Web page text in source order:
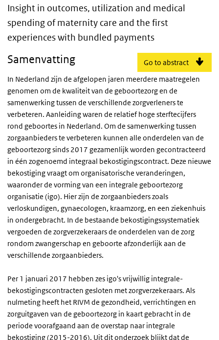
Insight in outcomes, utilization and
Insight in outcomes, utilization and medical
spending of maternity care and the first
experiences with bundled payments
Go to abstract
Samenvatting
In Nederland zijn de afgelopen jaren meerdere maatregelen
genomen om de kwaliteit van de geboortezorg en de
samenwerking tussen de verschillende zorgverleners te
verbeteren. Aanleiding waren de relatief hoge sterftecijfers
rond geboortes in Nederland. Om de samenwerking tussen
zorgaanbieders te verbeteren kunnen alle onderdelen van de
geboortezorg sinds 2017 gezamenlijk worden gecontracteerd
in één zogenoemd integraal bekostigingscontract. Deze nieuwe
bekostiging vraagt om organisatorische veranderingen,
waaronder de vorming van een integrale geboortezorg
organisatie (igo). Hier zijn de zorgaanbieders zoals
verloskundigen, gynaecologen, kraamzorg, en een ziekenhuis
in ondergebracht. In de bestaande bekostigingssystematiek
vergoeden de zorgverzekeraars de onderdelen van de zorg
rondom zwangerschap en geboorte afzonderlijk aan de
verschillende zorgaanbieders.
Per 1 januari 2017 hebben zes igo's vrijwillig integrale-
bekostigingscontracten gesloten met zorgverzekeraars. Als
nulmeting heeft het RIVM de gezondheid, verrichtingen en
zorguitgaven van de geboortezorg in kaart gebracht in de
periode voorafgaand aan de overstap naar integrale
bekostiging (2015-2016). Uit dit onderzoek blijkt dat de